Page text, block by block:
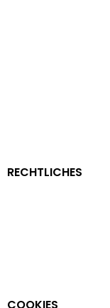
RECHTLICHES